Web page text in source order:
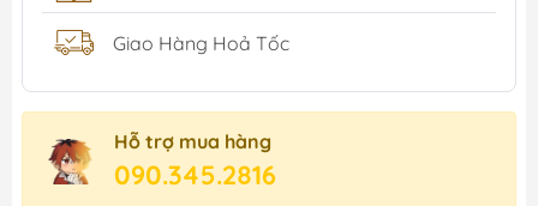
Giao Hàng Hoả Tốc
Hỗ trợ mua hàng
090.345.2816